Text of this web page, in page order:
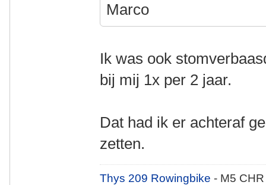
Marco
Ik was ook
bij mij 1x per 2 jaar.
Dat had ik er achteraf
zetten.
Thys 209 Rowingbike- M5